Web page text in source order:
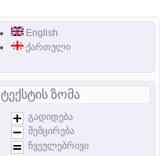
English
ქართული
ტექსტის ზომა
გადიდება
შემცირება
ჩვეულებრივი